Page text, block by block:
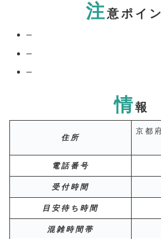
注意ポイ
–
–
–
情報
住所
京都
電話番号
受付時間
目安待ち時間
混雑時間帯